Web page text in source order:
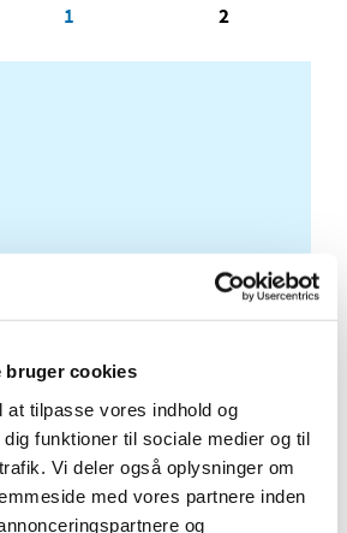
bruger cookies
at tilpasse vores indhold og
funktioner til sociale medier og til
Vi deler også oplysninger om
med vores partnere inden
og
1 2